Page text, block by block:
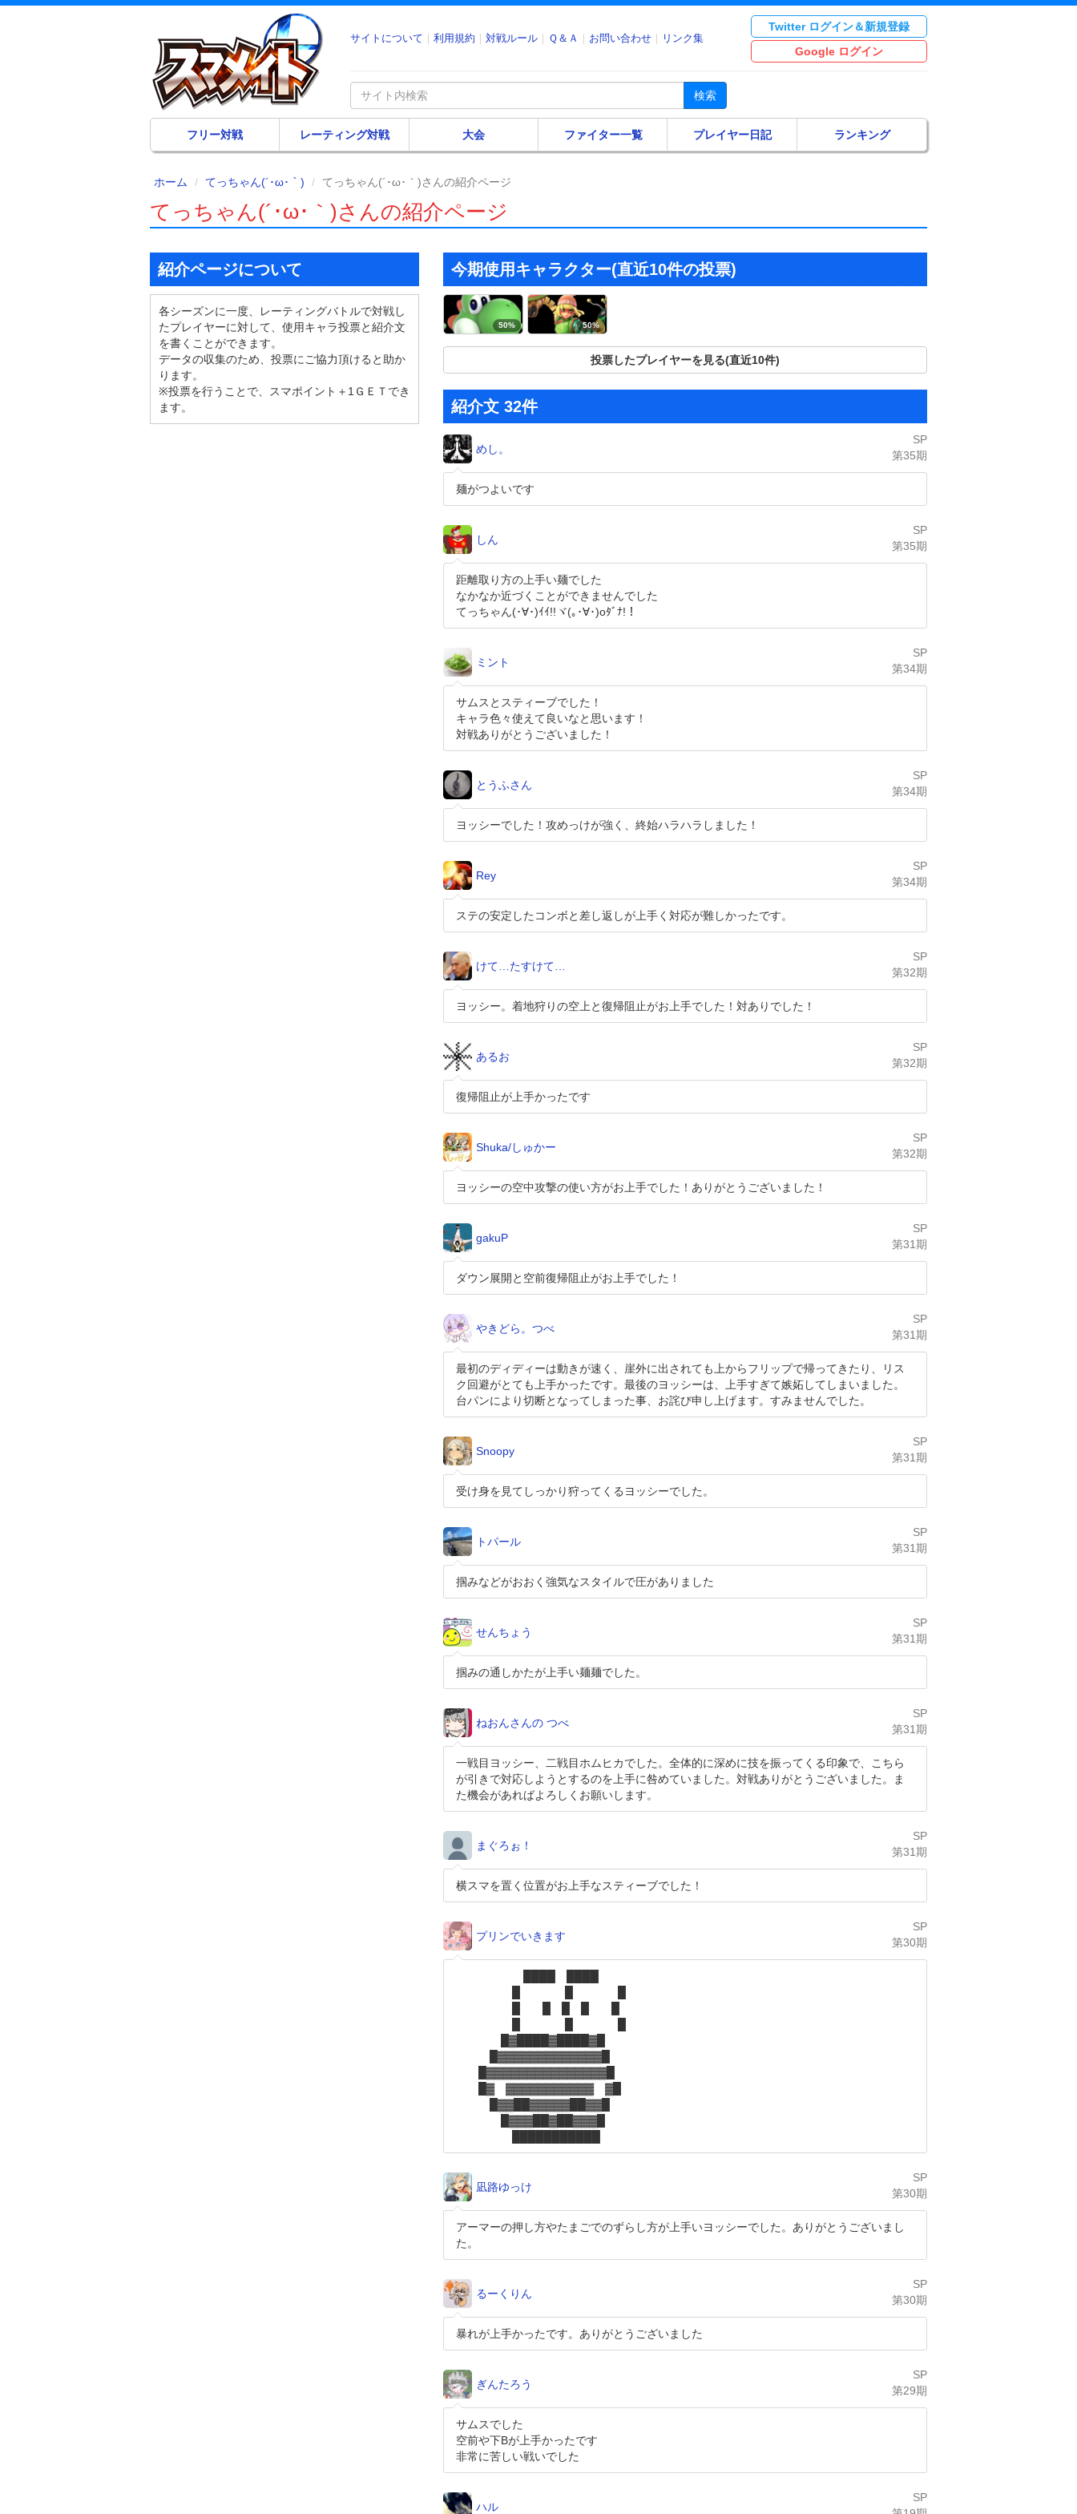
サイトについて 利用規約 対戦ルール Ｑ＆Ａ お問い合わせ リンク集
Twitter ログイン＆新規登録
Google ログイン
検索
フリー対戦 レーティング対戦 大会 ファイター一覧 プレイヤー日記 ランキング
ホーム てっちゃん(´･ω･｀) てっちゃん(´･ω･｀)さんの紹介ページ
てっちゃん(´･ω･｀)さんの紹介ページ
紹介ページについて
各シーズンに一度、レーティングバトルで対戦し
たプレイヤーに対して、使用キャラ投票と紹介文
を書くことができます。
データの収集のため、投票にご協力頂けると助か
ります。
※投票を行うことで、スマポイント＋1ＧＥＴでき
ます。
今期使用キャラクター(直近10件の投票)
50% 50%
投票したプレイヤーを見る(直近10件)
紹介文 32件
めし。
SP
第35期
麺がつよいです
しん
SP
第35期
距離取り方の上手い麺でした
なかなか近づくことができませんでした
てっちゃん(･∀･)ｲｲ!!ヾ(｡･∀･)oﾀﾞﾅ!！
ミント
SP
第34期
サムスとスティーブでした！
キャラ色々使えて良いなと思います！
対戦ありがとうございました！
とうふさん
SP
第34期
ヨッシーでした！攻めっけが強く、終始ハラハラしました！
Rey
SP
第34期
ステの安定したコンボと差し返しが上手く対応が難しかったです。
けて…たすけて…
SP
第32期
ヨッシー。着地狩りの空上と復帰阻止がお上手でした！対ありでした！
あるお
SP
第32期
復帰阻止が上手かったです
Shuka/しゅかー
SP
第32期
ヨッシーの空中攻撃の使い方がお上手でした！ありがとうございました！
gakuP
SP
第31期
ダウン展開と空前復帰阻止がお上手でした！
やきどら。つべ
SP
第31期
最初のディディーは動きが速く、崖外に出されても上からフリップで帰ってきたり、リス
ク回避がとても上手かったです。最後のヨッシーは、上手すぎて嫉妬してしまいました。
台パンにより切断となってしまった事、お詫び申し上げます。すみませんでした。
Snoopy
SP
第31期
受け身を見てしっかり狩ってくるヨッシーでした。
トパール
SP
第31期
掴みなどがおおく強気なスタイルで圧がありました
せんちょう
SP
第31期
掴みの通しかたが上手い麺麺でした。
ねおんさんの つべ
SP
第31期
一戦目ヨッシー、二戦目ホムヒカでした。全体的に深めに技を振ってくる印象で、こちら
が引きで対応しようとするのを上手に咎めていました。対戦ありがとうございました。ま
た機会があればよろしくお願いします。
まぐろぉ！
SP
第31期
横スマを置く位置がお上手なスティーブでした！
プリンでいきます
SP
第30期
█▓████▓████▓█
█▓▓▓▓▓▓▓▓▓▓▓▓▓█
█▓▓▓▓▓▓▓▓▓▓▓▓▓▓▓█
█▓ ▓▓▓▓▓▓▓▓▓▓▓ ▓█
█▓▓██▓▓▓▓▓██▓▓█
█▓▓▓██▓██▓▓▓█
凪路ゆっけ
SP
第30期
アーマーの押し方やたまごでのずらし方が上手いヨッシーでした。ありがとうございまし
た。
るーくりん
SP
第30期
暴れが上手かったです。ありがとうございました
ぎんたろう
SP
第29期
サムスでした
空前や下Bが上手かったです
非常に苦しい戦いでした
ハル
SP